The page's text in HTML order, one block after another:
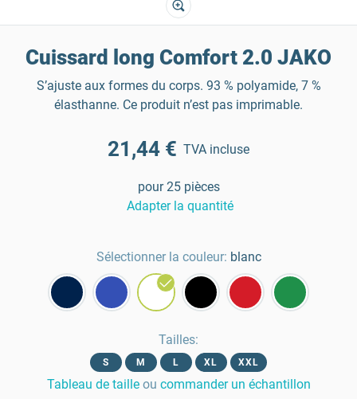
Cuissard long Comfort 2.0 JAKO
S’ajuste aux formes du corps. 93 % polyamide, 7 %
élasthanne. Ce produit n’est pas imprimable.
21,44 € TVA incluse
pour 25 pièces
Adapter la quantité
Sélectionner la couleur: blanc
Tailles:
S M L XL XXL
Tableau de taille ou commander un échantillon